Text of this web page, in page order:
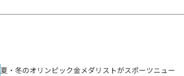
夏・冬のオリンピック金メダリストがスポーツニュー